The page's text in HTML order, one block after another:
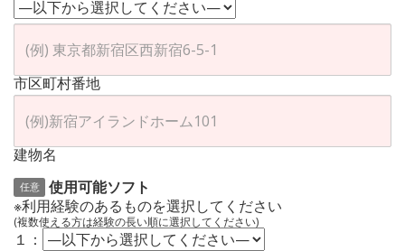
市区町村番地
建物名
任意
使用可能ソフト
※利用経験のあるものを選択してください
(複数使える方は経験の長い順に選択してください)
１：